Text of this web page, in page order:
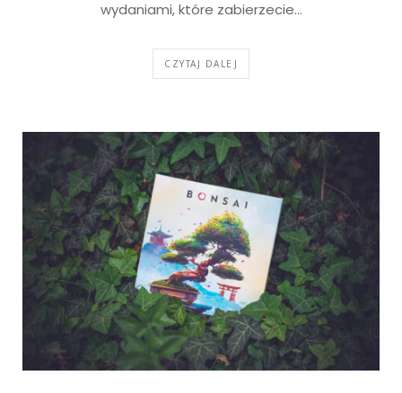
wydaniami, które zabierzecie…
CZYTAJ DALEJ